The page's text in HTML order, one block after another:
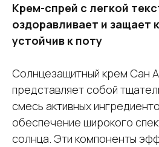
Крем-спрей с легкой
оздоравливает и защает
устойчив к поту
Солнцезащитный крем Сан
представляет собой
смесь активных
обеспечение широкого
солнца. Эти компоненты